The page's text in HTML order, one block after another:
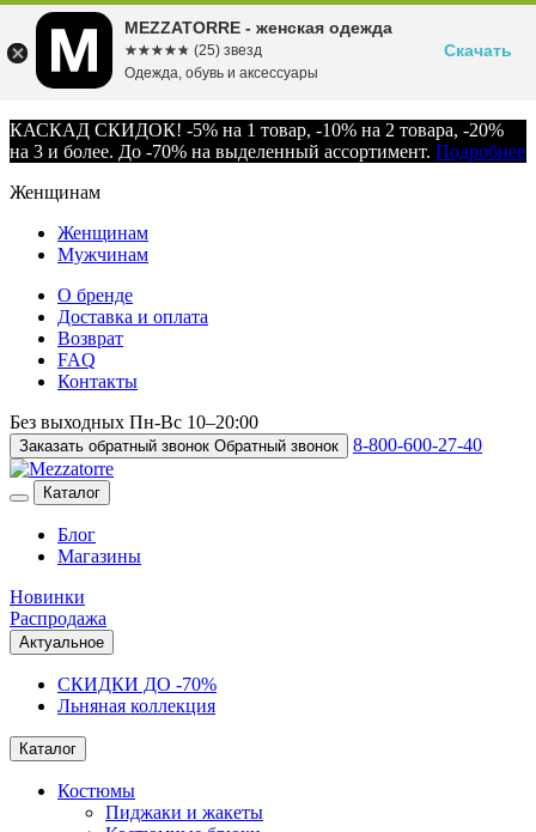
КАСКАД СКИДОК! -5% на 1 товар, -10% на 2 товара, -20%
на 3 и более. До -70% на выделенный ассортимент. Подробнее
Женщинам
Женщинам
Мужчинам
О бренде
Доставка и оплата
Возврат
FAQ
Контакты
Без выходных Пн-Вс 10–20:00
Заказать обратный звонок Обратный звонок 8-800-600-27-40
Каталог
Блог
Магазины
Новинки
Распродажа
Актуальное
СКИДКИ ДО -70%
Льняная коллекция
Каталог
Костюмы
Пиджаки и жакеты
MEZZATORRE - женская одежда
☆☆☆☆☆
★★★★★ (25) звезд
Одежда, обувь и аксессуары
Скачать